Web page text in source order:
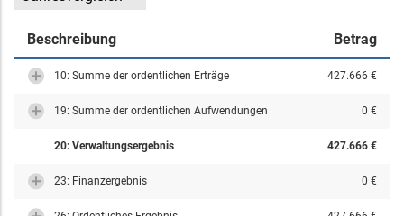
Beschreibung Betrag
10: Summe der ordentlichen Erträge 427.666 €
19: Summe der ordentlichen Aufwendungen 0 €
20: Verwaltungsergebnis 427.666 €
23: Finanzergebnis 0 €